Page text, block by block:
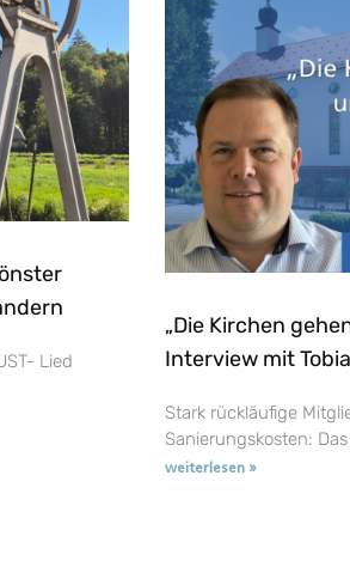
Lied
„Die Kirchen
Interview mit
Stark rückläufige
Sanierungskosten:
weiterlesen »